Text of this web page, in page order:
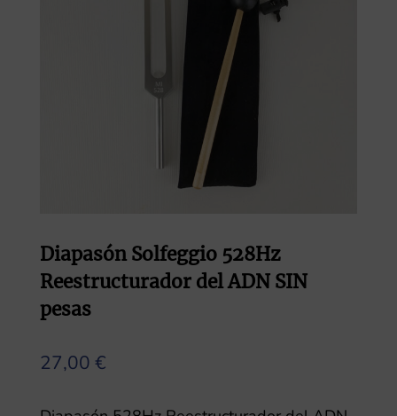
Diapasón Solfeggio 528Hz
Reestructurador del ADN SIN
pesas
27,00 €